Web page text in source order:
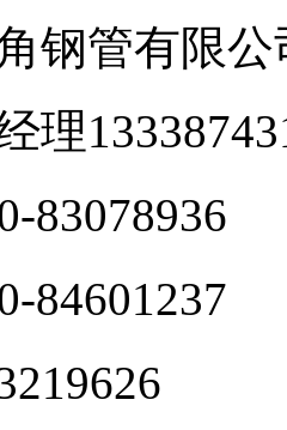
钢管有限公
理
83078936
84601237